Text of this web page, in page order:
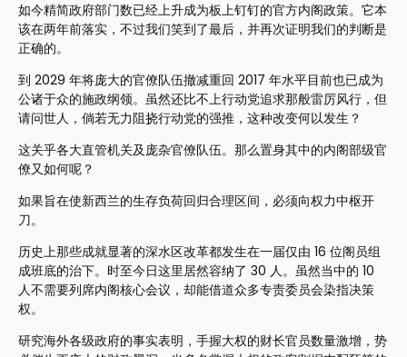
如今精简政府部门数已经上升成为板上钉钉的官方内阁政策。它本
该在两年前落实，不过我们笑到了最后，并再次证明我们的判断是
正确的。
到 2029 年将庞大的官僚队伍撤减重回 2017 年水平目前也已成为
公诸于众的施政纲领。虽然还比不上行动党追求那般雷厉风行，但
请问世人，倘若无力阻挠行动党的强推，这种改变何以发生？
这关乎各大直管机关及庞杂官僚队伍。那么置身其中的内阁部级官
僚又如何呢？
如果旨在使新西兰的生存负荷回归合理区间，必须向权力中枢开
刀。
历史上那些成就显著的深水区改革都发生在一届仅由 16 位阁员组
成班底的治下。时至今日这里居然容纳了 30 人。虽然当中的 10
人不需要列席内阁核心会议，却能借道众多专责委员会染指决策
权。
研究海外各级政府的事实表明，手握大权的财长官员数量激增，势